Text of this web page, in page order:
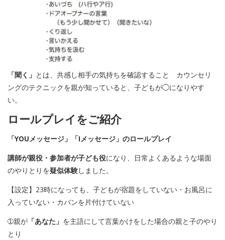
「聞く」 とは、共感し相手の気持ちを確認すること カウンセリ
ングのテクニックを親が知っていると、子どもが◯になりやす
い。
ロールプレイをご紹介
「YOUメッセージ」「Iメッセージ」のロールプレイ
講師が親役・参加者が子ども役になり、日常よくあるような場面
のやりとりを疑似体験しました。
【設定】23時になっても、子どもが宿題をしていない・お風呂に
入っていない・カバンを片付けていない
➀親が 「あなた」 を主語にして言葉かけをした場合の親と子のやり
とり